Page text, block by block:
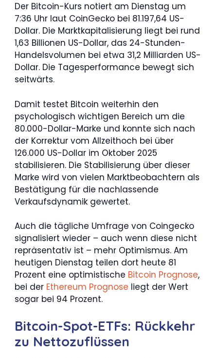
Der Bitcoin-Kurs notiert am Dienstag um
7:36 Uhr laut CoinGecko bei 81.197,64 US-
Dollar. Die Marktkapitalisierung liegt bei rund
1,63 Billionen US-Dollar, das 24-Stunden-
Handelsvolumen bei etwa 31,2 Milliarden US-
Dollar. Die Tagesperformance bewegt sich
seitwärts.
Damit testet Bitcoin weiterhin den
psychologisch wichtigen Bereich um die
80.000-Dollar-Marke und konnte sich nach
der Korrektur vom Allzeithoch bei über
126.000 US-Dollar im Oktober 2025
stabilisieren. Die Stabilisierung über dieser
Marke wird von vielen Marktbeobachtern als
Bestätigung für die nachlassende
Verkaufsdynamik gewertet.
Auch die tägliche Umfrage von Coingecko
signalisiert wieder – auch wenn diese nicht
repräsentativ ist – mehr Optimismus. Am
heutigen Dienstag teilen dort heute 81
Prozent eine optimistische Bitcoin Prognose,
bei der Ethereum Prognose liegt der Wert
sogar bei 94 Prozent.
Bitcoin-Spot-ETFs: Rückkehr
zu Nettozuflüssen